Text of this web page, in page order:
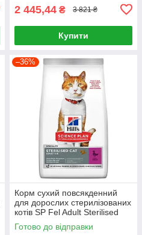
2 445,44 ₴ 3 821 ₴
Купити
–36%
Корм сухий повсякденний
для дорослих стерилізованих
котів SP Fel Adult Sterilised
Cat Duck 3кг, Качка
Готово до відправки